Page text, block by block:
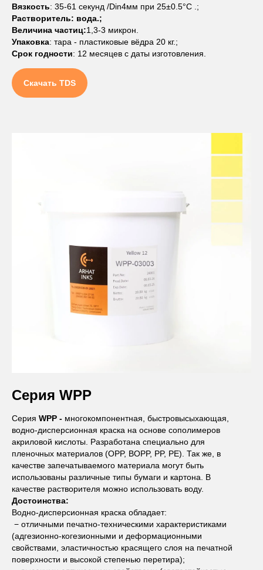
Вязкость: 35-61 секунд /Din4мм при 25±0.5°C .;
Растворитель: вода.;
Величина частиц:1,3-3 микрон.
Упаковка: тара - пластиковые вёдра 20 кг.;
Срок годности: 12 месяцев с даты изготовления.
Скачать TDS
Серия WPP
Серия WPP - многокомпонентная, быстровысыхающая,
водно-дисперсионная краска на основе сополимеров
акриловой кислоты. Разработана специально для
пленочных материалов (OPP, BOPP, PP, PE). Так же, в
качестве запечатываемого материала могут быть
использованы различные типы бумаги и картона. В
качестве растворителя можно использовать воду.
Достоинства:
Водно-дисперсионная краска обладает:
− отличными печатно-техническими характеристиками
(адгезионно-когезионными и деформационными
свойствами, эластичностью красящего слоя на печатной
поверхности и высокой степенью перетира);